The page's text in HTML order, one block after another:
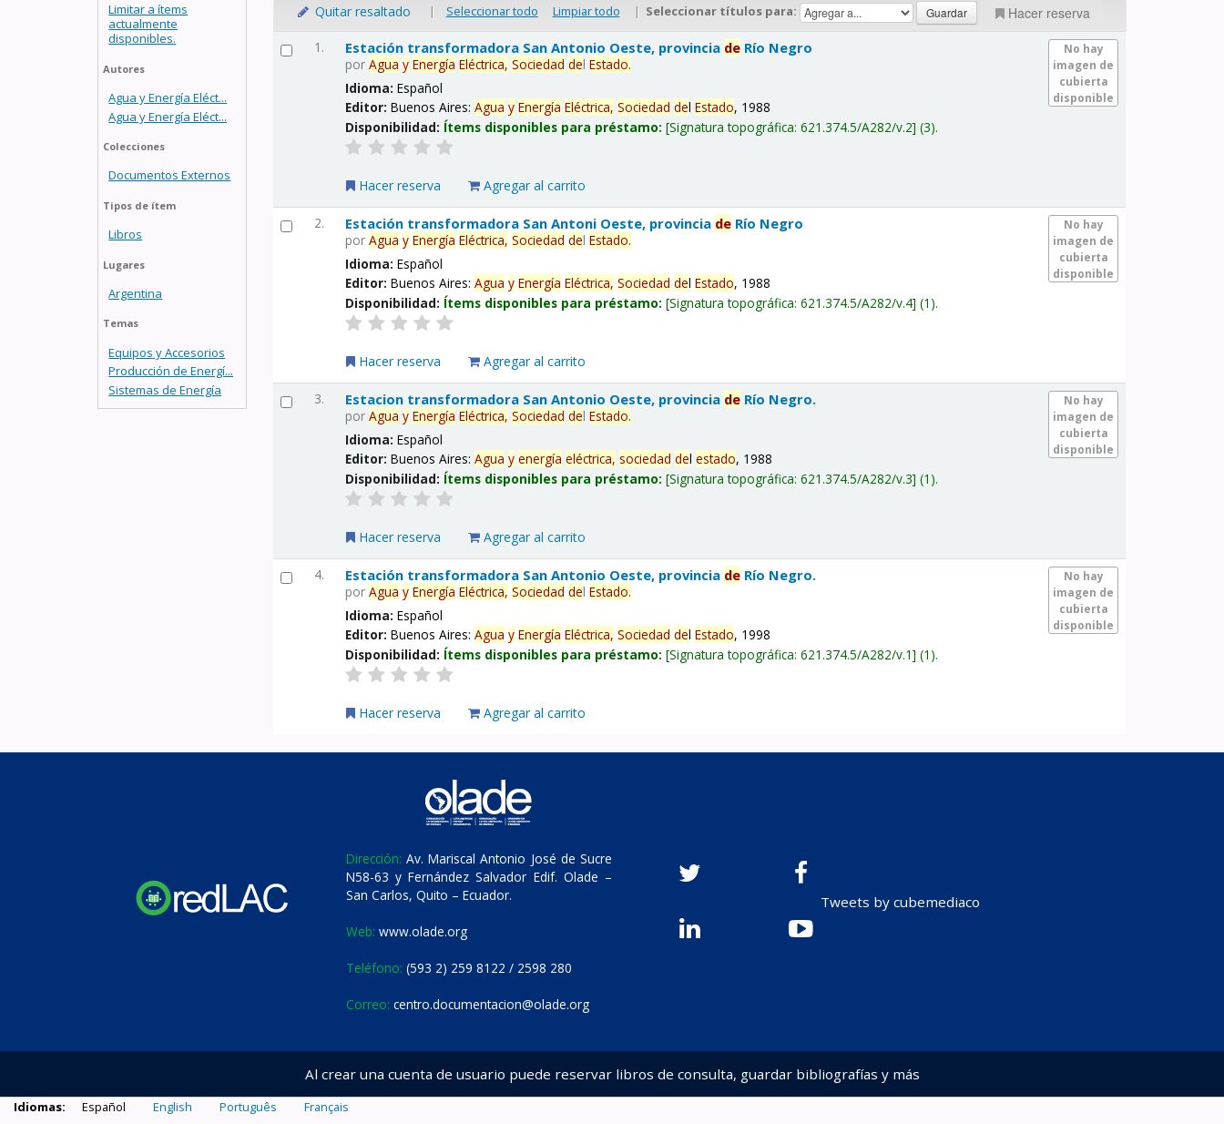
Limitar a ítems
actualmente
disponibles.
Autores
Agua y Energía Eléct...
Agua y Energía Eléct...
Colecciones
Documentos Externos
Tipos de ítem
Libros
Lugares
Argentina
Temas
Equipos y Accesorios
Producción de Energí...
Sistemas de Energía
Quitar resaltado | Seleccionar todo Limpiar todo | Seleccionar títulos para: Hacer reserva
1.
No hay
imagen de
cubierta
disponible
Estación transformadora San Antonio Oeste, provincia de Río Negro
porAgua y Energía Eléctrica, Sociedad delEstado.
Idioma:Español
Editor:Buenos Aires:Agua y Energía Eléctrica, Sociedad delEstado, 1988
Disponibilidad: Ítems disponibles para préstamo: Signatura topográfica:621.374.5/A282/v.2 (3).
Hacer reserva Agregar al carrito
2.
No hay
imagen de
cubierta
disponible
Estación transformadora San Antoni Oeste, provincia de Río Negro
porAgua y Energía Eléctrica, Sociedad delEstado.
Idioma:Español
Editor:Buenos Aires:Agua y Energía Eléctrica, Sociedad delEstado, 1988
Disponibilidad: Ítems disponibles para préstamo: Signatura topográfica:621.374.5/A282/v.4 (1).
Hacer reserva Agregar al carrito
3.
No hay
imagen de
cubierta
disponible
Estacion transformadora San Antonio Oeste, provincia de Río Negro.
porAgua y Energía Eléctrica, Sociedad delEstado.
Idioma:Español
Editor:Buenos Aires:Agua y energía eléctrica, sociedad delestado, 1988
Disponibilidad: Ítems disponibles para préstamo: Signatura topográfica:621.374.5/A282/v.3 (1).
Hacer reserva Agregar al carrito
4.
No hay
imagen de
cubierta
disponible
Estación transformadora San Antonio Oeste, provincia de Río Negro.
porAgua y Energía Eléctrica, Sociedad delEstado.
Idioma:Español
Editor:Buenos Aires:Agua y Energía Eléctrica, Sociedad delEstado, 1998
Disponibilidad: Ítems disponibles para préstamo: Signatura topográfica:621.374.5/A282/v.1 (1).
Hacer reserva Agregar al carrito
Dirección: Av. Mariscal Antonio José de Sucre
N58-63 y Fernández Salvador Edif. Olade –
San Carlos, Quito – Ecuador.
Web: www.olade.org
Teléfono: (593 2) 259 8122 / 2598 280
Correo: centro.documentacion@olade.org
Tweets by cubemediaco
Al crear una cuenta de usuario puede reservar libros de consulta, guardar bibliografías y más
Idiomas: Español English Português Français